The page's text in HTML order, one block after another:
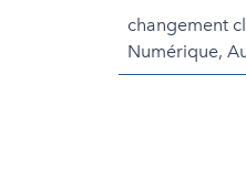
changement
Numérique,